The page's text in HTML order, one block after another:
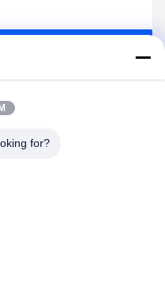
gaze à bandages
for?